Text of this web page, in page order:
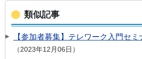
類似記事
【参加者募集】テレワーク入門セ
2023年12月06日